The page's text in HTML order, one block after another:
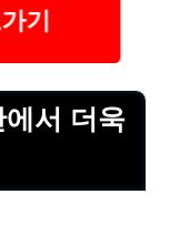
기
서 더욱